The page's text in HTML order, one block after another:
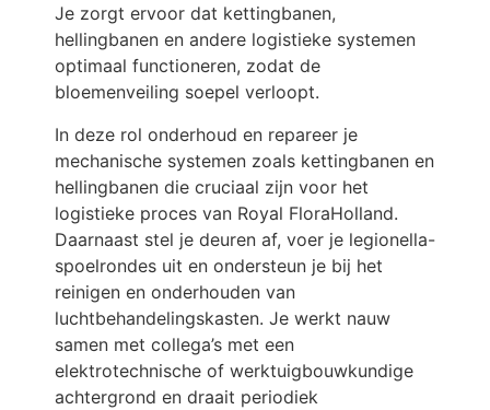
Je zorgt ervoor dat kettingbanen,
hellingbanen en andere logistieke systemen
optimaal functioneren, zodat de
bloemenveiling soepel verloopt.
In deze rol onderhoud en repareer je
mechanische systemen zoals kettingbanen en
hellingbanen die cruciaal zijn voor het
logistieke proces van Royal FloraHolland.
Daarnaast stel je deuren af, voer je legionella-
spoelrondes uit en ondersteun je bij het
reinigen en onderhouden van
luchtbehandelingskasten. Je werkt nauw
samen met collega’s met een
elektrotechnische of werktuigbouwkundige
achtergrond en draait periodiek